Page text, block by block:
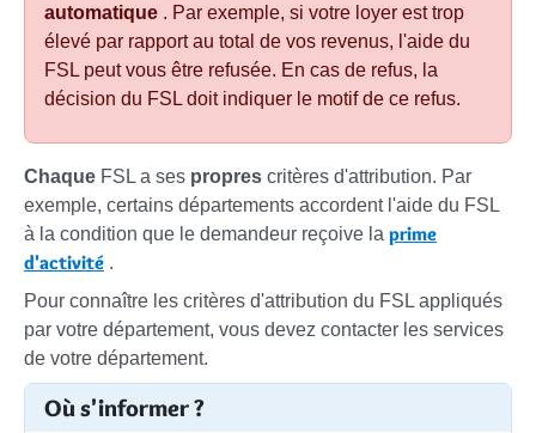
automatique . Par exemple, si votre loyer est trop
élevé par rapport au total de vos revenus, l'aide du
FSL peut vous être refusée. En cas de refus, la
décision du FSL doit indiquer le motif de ce refus.
Chaque FSL a ses propres critères d'attribution. Par
exemple, certains départements accordent l'aide du FSL
à la condition que le demandeur reçoive la prime
d'activité .
Pour connaître les critères d'attribution du FSL appliqués
par votre département, vous devez contacter les services
de votre département.
Où s'informer ?